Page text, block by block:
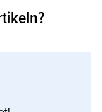
en framtida
innebar